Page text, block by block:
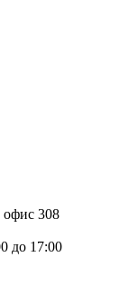
офис 308
до 17:00